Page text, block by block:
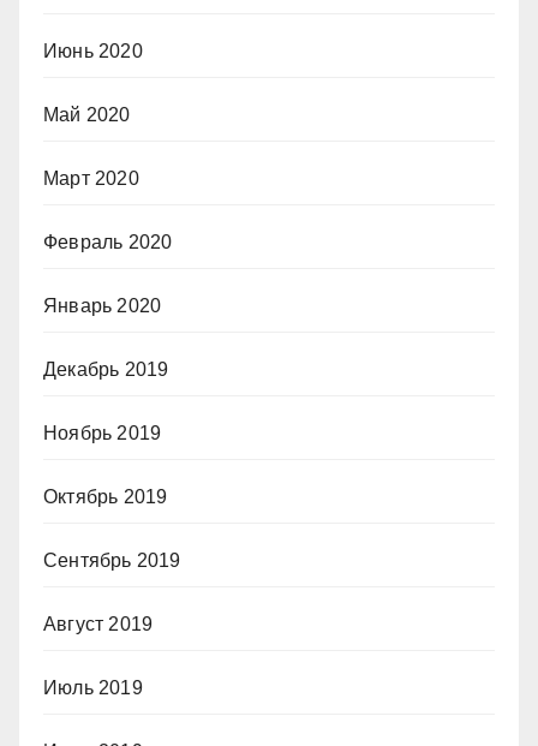
Июнь 2020
Май 2020
Март 2020
Февраль 2020
Январь 2020
Декабрь 2019
Ноябрь 2019
Октябрь 2019
Сентябрь 2019
Август 2019
Июль 2019